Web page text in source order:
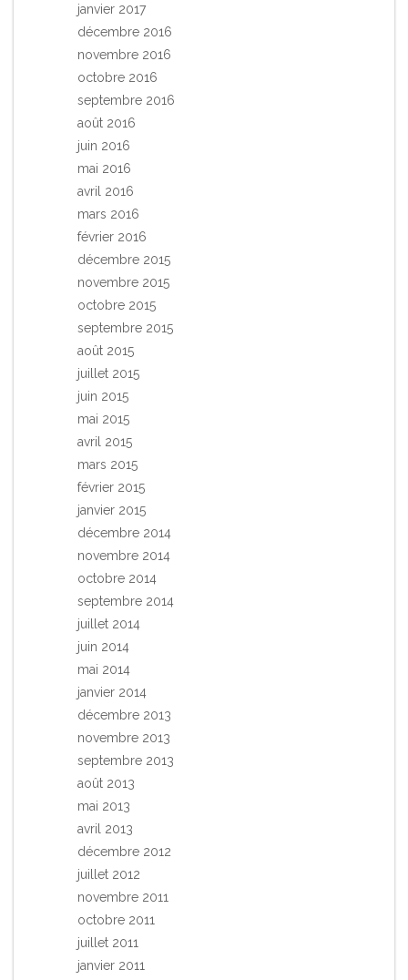
janvier 2017
décembre 2016
novembre 2016
octobre 2016
septembre 2016
août 2016
juin 2016
mai 2016
avril 2016
mars 2016
février 2016
décembre 2015
novembre 2015
octobre 2015
septembre 2015
août 2015
juillet 2015
juin 2015
mai 2015
avril 2015
mars 2015
février 2015
janvier 2015
décembre 2014
novembre 2014
octobre 2014
septembre 2014
juillet 2014
juin 2014
mai 2014
janvier 2014
décembre 2013
novembre 2013
septembre 2013
août 2013
mai 2013
avril 2013
décembre 2012
juillet 2012
novembre 2011
octobre 2011
juillet 2011
janvier 2011